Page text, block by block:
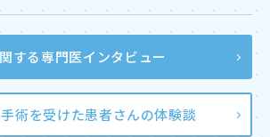
する専門医インタビュー
術を受けた患者さんの体験談